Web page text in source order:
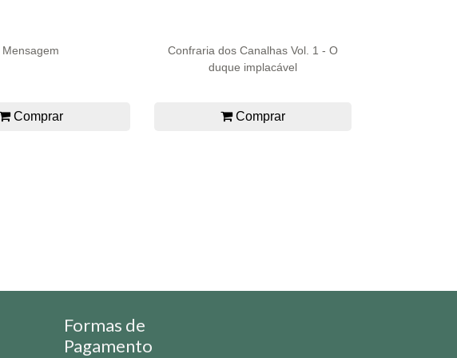
Mensagem
Comprar
Confraria dos Canalhas Vol. 1 - O
duque implacável
Comprar
Formas de
Pagamento